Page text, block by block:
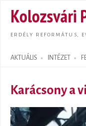
Kolozsvári
ERDÉLY REFORMÁTUS,
AKTUÁLIS INTÉZET
Search form
Karácsony a